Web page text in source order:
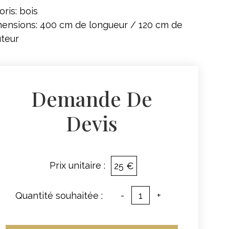
bois
400 cm de longueur / 120 cm de
Demande De
Devis
Prix unitaire : 25 €
Quantité souhaitée : - +